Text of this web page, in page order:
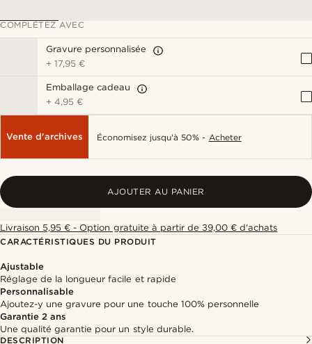
COMPLÉTEZ AVEC
Gravure personnalisée
+17,95 €
Emballage cadeau
+4,95 €
Vente d'archives Économisez jusqu'à 50% - Acheter
AJOUTER AU PANIER
Livraison 5,95 € - Option gratuite à partir de 39,00 € d'achats
CARACTÉRISTIQUES DU PRODUIT
Ajustable
Réglage de la longueur facile et rapide
Personnalisable
Ajoutez-y une gravure pour une touche 100% personnelle
Garantie 2 ans
Une qualité garantie pour un style durable.
DESCRIPTION